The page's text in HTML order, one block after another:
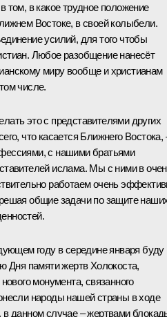
том, в какое трудное положение
Востоке, в своей колыбели.
усилий, для того чтобы
Любое разобщение нанесёт
миру вообще и христианам
числе.
это с представителями других
что касается Ближнего Востока,
с нашими братьями
ислама. Мы с ними в
работаем очень
общие задачи по защите
году в середине января буду
Дня памяти жертв Холокоста,
монумента, связанного
народы нашей страны в ходе
в данном случае – жертвами